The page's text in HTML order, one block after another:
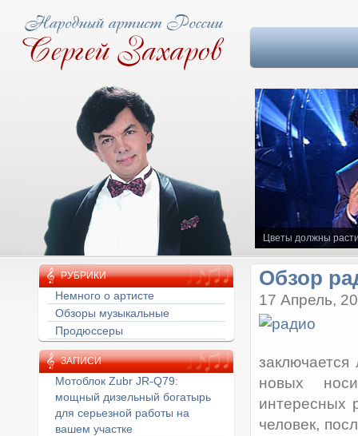
Цветы должны
РУБРИКИ
Немного о артисте
Обзоры музыкальные
Продюссеры
ЗАПИСИ
Мотоблок Zubr JR-Q79:
мощный дизельный богатырь
для серьезной работы на
вашем участке
Обзор
17 Апрель,
новых
интересных
человек,